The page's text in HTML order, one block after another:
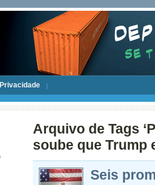
Privacidade
Arquivo de Tags
soube que Trump
Seis